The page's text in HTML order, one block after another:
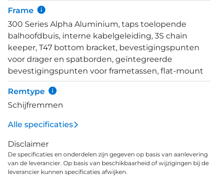
voor zijn prijs. Hoewel hij ontwikkeld is voor gebruik
op meedogenloze gravelwegen, overtuigen de
framegeometrie en de montagemogelijkheden
voor accessoires ook op de weg en elk ander
avontuur dat jij wil aangaan.
Frame
300 Series Alpha Aluminium, taps toelopende
balhoofdbuis, interne kabelgeleiding, 3S chain
keeper, T47 bottom bracket, bevestigingspunten
voor drager en spatborden, geïntegreerde
bevestigingspunten voor frametassen, flat-mount
Remtype
Schijfremmen
Alle specificaties
Disclaimer
De specificaties en onderdelen zijn gegeven op basis van aanlevering
van de leverancier. Op basis van beschikbaarheid of wijzigingen bij de
leverancier kunnen specificaties afwijken.